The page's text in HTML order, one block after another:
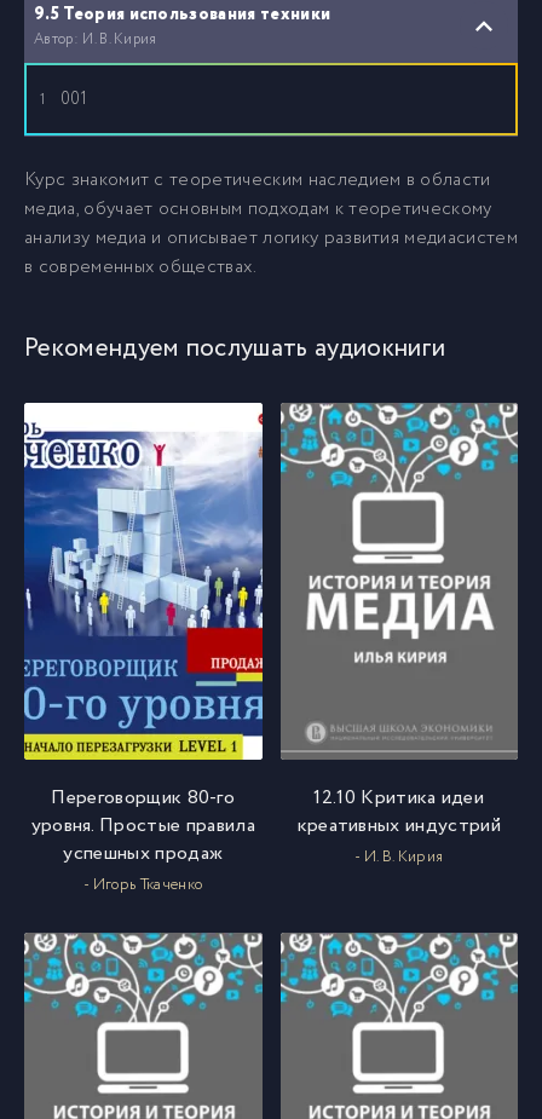
9.5 Теория использования техники
Автор: И. В. Кирия
1 001
Курс знакомит с теоретическим наследием в области
медиа, обучает основным подходам к теоретическому
анализу медиа и описывает логику развития медиасистем
в современных обществах.
Рекомендуем послушать аудиокниги
Переговорщик 80-го
уровня. Простые правила
успешных продаж
- Игорь Ткаченко
12.10 Критика идеи
креативных индустрий
- И. В. Кирия